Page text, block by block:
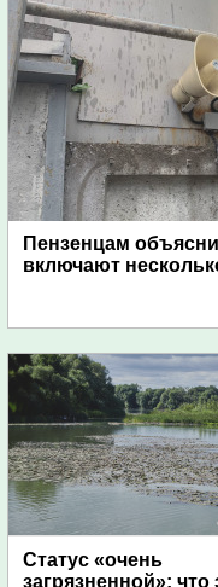
Пензенцам
включают
Статус «очень
загрязненной»: что